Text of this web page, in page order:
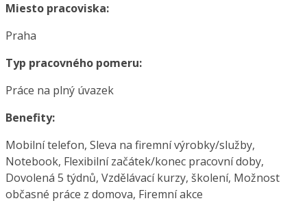
Miesto pracoviska:
Praha
Typ pracovného pomeru:
Práce na plný úvazek
Benefity:
Mobilní telefon, Sleva na firemní výrobky/služby,
Notebook, Flexibilní začátek/konec pracovní doby,
Dovolená 5 týdnů, Vzdělávací kurzy, školení, Možnost
občasné práce z domova, Firemní akce